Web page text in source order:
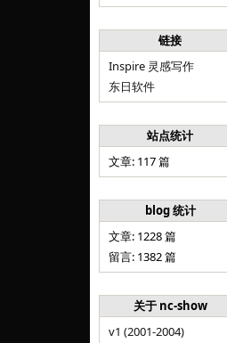
链接
Inspire 灵感写作
东日软件
站点统计
文章: 117 篇
blog 统计
文章: 1228 篇
留言: 1382 篇
关于 nc-show
v1 (2001-2004)